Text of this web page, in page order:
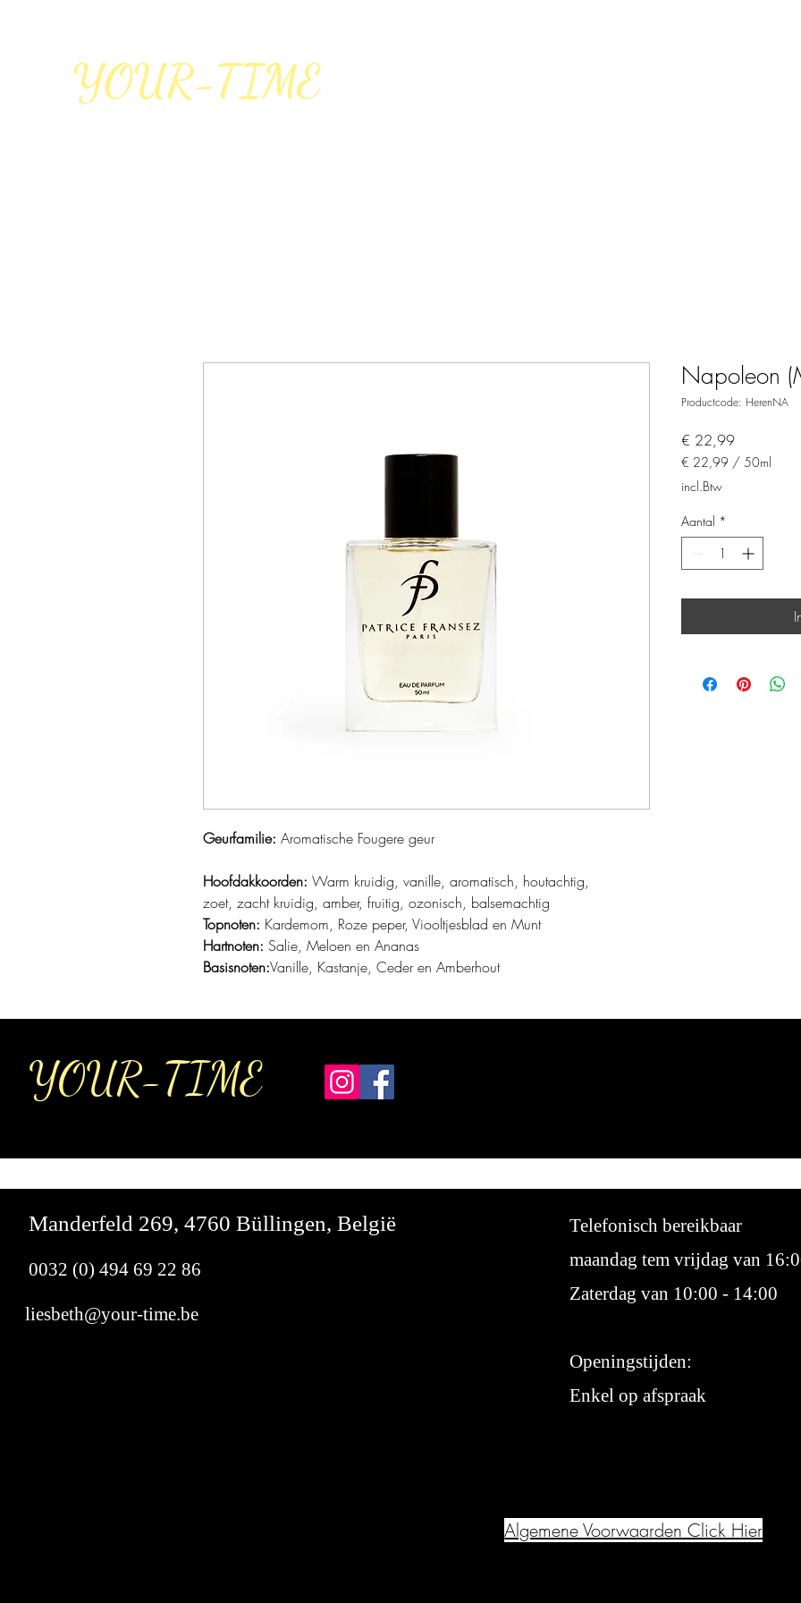
YOUR-TIME
Geurfamilie: Aromatische Fougere geur
Hoofdakkoorden: Warm kruidig, vanille, aromatisch, houtachtig,
zoet, zacht kruidig, amber, fruitig, ozonisch, balsemachtig
Topnoten: Kardemom, Roze peper, Viooltjesblad en Munt
Hartnoten: Salie, Meloen en Ananas
Basisnoten:Vanille, Kastanje, Ceder en Amberhout
Napoleon
Productcode: HerenNA
€ 22,99Prijs
€ 22,99 / 50ml
€ 22,99
per
50
Milliliters
incl.Btw
Aantal *
YOUR-TIME
Manderfeld 269, 4760 Büllingen, België
0032 (0) 494 69 22 86
liesbeth@your-time.be
Telefonisch bereikbaar
maandag tem vrijdag van
Zaterdag van 10:00 - 14:00
Openingstijden:
Enkel op afspraak
Algemene Voorwaarden Click Hier